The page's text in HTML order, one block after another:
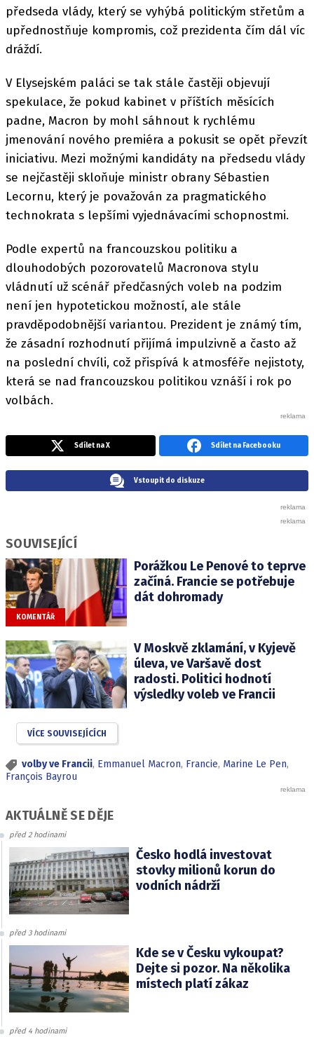
předseda vlády, který se vyhýbá politickým střetům a
upřednostňuje kompromis, což prezidenta čím dál víc
dráždí.
V Elysejském paláci se tak stále častěji objevují
spekulace, že pokud kabinet v příštích měsících
padne, Macron by mohl sáhnout k rychlému
jmenování nového premiéra a pokusit se opět převzít
iniciativu. Mezi možnými kandidáty na předsedu vlády
se nejčastěji skloňuje ministr obrany Sébastien
Lecornu, který je považován za pragmatického
technokrata s lepšími vyjednávacími schopnostmi.
Podle expertů na francouzskou politiku a
dlouhodobých pozorovatelů Macronova stylu
vládnutí už scénář předčasných voleb na podzim
není jen hypotetickou možností, ale stále
pravděpodobnější variantou. Prezident je známý tím,
že zásadní rozhodnutí přijímá impulzivně a často až
na poslední chvíli, což přispívá k atmosféře nejistoty,
která se nad francouzskou politikou vznáší i rok po
volbách.
Sdílet na X Sdílet na Facebooku
Vstoupit do diskuze
SOUVISEJÍCÍ
KOMENTÁŘ
Porážkou Le Penové to teprve
začíná. Francie se potřebuje
dát dohromady
V Moskvě zklamání, v Kyjevě
úleva, ve Varšavě dost
radosti. Politici hodnotí
výsledky voleb ve Francii
VÍCE SOUVISEJÍCÍCH
volby ve Francii, Emmanuel Macron, Francie, Marine Le Pen,
François Bayrou
AKTUÁLNĚ SE DĚJE
před 2 hodinami
Česko hodlá investovat
stovky milionů korun do
vodních nádrží
před 3 hodinami
Kde se v Česku vykoupat?
Dejte si pozor. Na několika
místech platí zákaz
před 4 hodinami